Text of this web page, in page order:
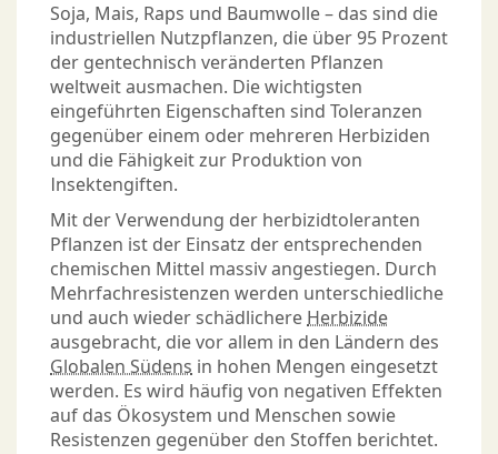
Soja, Mais, Raps und Baumwolle – das sind die
industriellen Nutzpflanzen, die über 95 Prozent
der gentechnisch veränderten Pflanzen
weltweit ausmachen. Die wichtigsten
eingeführten Eigenschaften sind Toleranzen
gegenüber einem oder mehreren Herbiziden
und die Fähigkeit zur Produktion von
Insektengiften.
Mit der Verwendung der herbizidtoleranten
Pflanzen ist der Einsatz der entsprechenden
chemischen Mittel massiv angestiegen. Durch
Mehrfachresistenzen werden unterschiedliche
und auch wieder schädlichere Herbizide
ausgebracht, die vor allem in den Ländern des
Globalen Südens in hohen Mengen eingesetzt
werden. Es wird häufig von negativen Effekten
auf das Ökosystem und Menschen sowie
Resistenzen gegenüber den Stoffen berichtet.